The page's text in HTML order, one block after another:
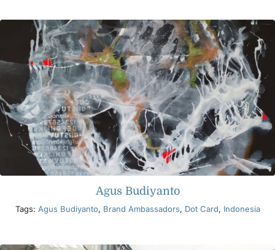
Produits
Événements
Blog
Ressources
Trouver un détaillantAgus Budiyanto
Tags: Agus Budiyanto, Brand Ambassadors, Dot Card, Indonesia